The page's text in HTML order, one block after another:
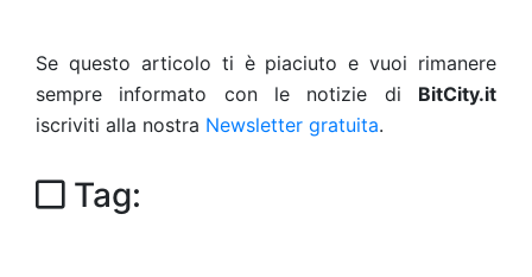
Se questo articolo ti è piaciuto e vuoi rimanere
sempre informato con le notizie di BitCity.it
iscriviti alla nostra Newsletter gratuita.
Tag: